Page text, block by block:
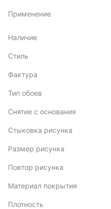
Применение
Наличие
Стиль
Фактура
Тип обоев
Снятие с основания
Стыковка рисунка
Размер рисунка
Повтор рисунка
Материал покрытия
Плотность